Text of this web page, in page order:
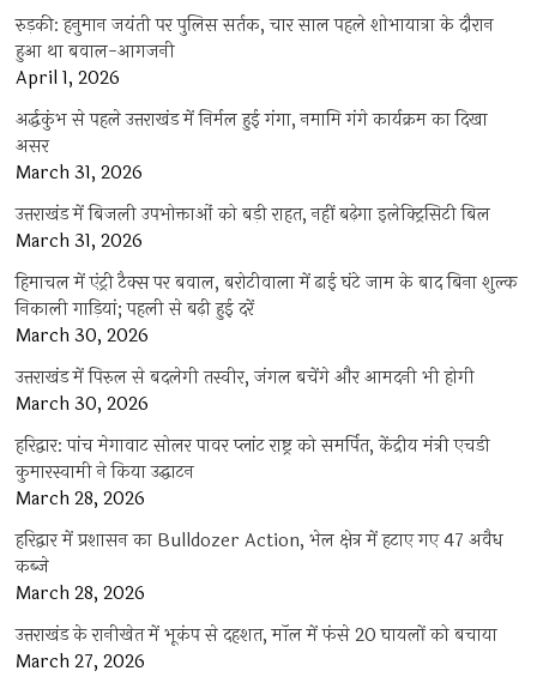
रुड़की: हनुमान जयंती पर पुलिस सर्तक, चार साल पहले शोभायात्रा के दौरान
हुआ था बवाल-आगजनी
April 1, 2026
अर्द्धकुंभ से पहले उत्तराखंड में निर्मल हुई गंगा, नमामि गंगे कार्यक्रम का दिखा
असर
March 31, 2026
उत्तराखंड में बिजली उपभोक्ताओं को बड़ी राहत, नहीं बढ़ेगा इलेक्ट्रिसिटी बिल
March 31, 2026
हिमाचल में एंट्री टैक्स पर बवाल, बरोटीवाला में ढाई घंटे जाम के बाद बिना शुल्क
निकाली गाड़ियां; पहली से बढ़ी हुई दरें
March 30, 2026
उत्तराखंड में पिरुल से बदलेगी तस्वीर, जंगल बचेंगे और आमदनी भी होगी
March 30, 2026
हरिद्वार: पांच मेगावाट सोलर पावर प्लांट राष्ट्र को समर्पित, केंद्रीय मंत्री एचडी
कुमारस्वामी ने किया उद्घाटन
March 28, 2026
हरिद्वार में प्रशासन का Bulldozer Action, भेल क्षेत्र में हटाए गए 47 अवैध
कब्जे
March 28, 2026
उत्तराखंड के रानीखेत में भूकंप से दहशत, मॉल में फंसे 20 घायलों को बचाया
March 27, 2026